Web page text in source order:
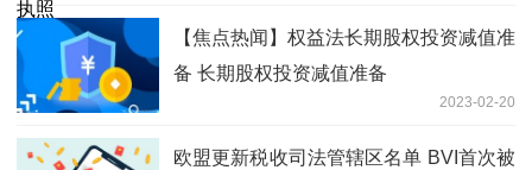
【焦点热闻】权益法长期股权投资减值准
备 长期股权投资减值准备
2023-02-20
欧盟更新税收司法管辖区名单 BVI首次被